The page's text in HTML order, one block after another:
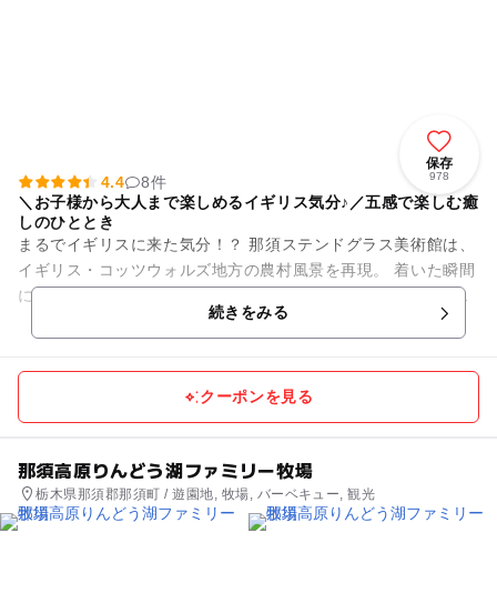
保存
978
4.4
8件
＼お子様から大人まで楽しめるイギリス気分♪／五感で楽しむ癒
しのひととき
まるでイギリスに来た気分！？ 那須ステンドグラス美術館は、
イギリス・コッツウォルズ地方の農村風景を再現。 着いた瞬間
に立派な建物と可愛らしい庭園があり、すっかりその風景に魅
続きをみる
クーポンを見る
那須高原りんどう湖ファミリー牧場
栃木県那須郡那須町 / 遊園地, 牧場, バーベキュー, 観光